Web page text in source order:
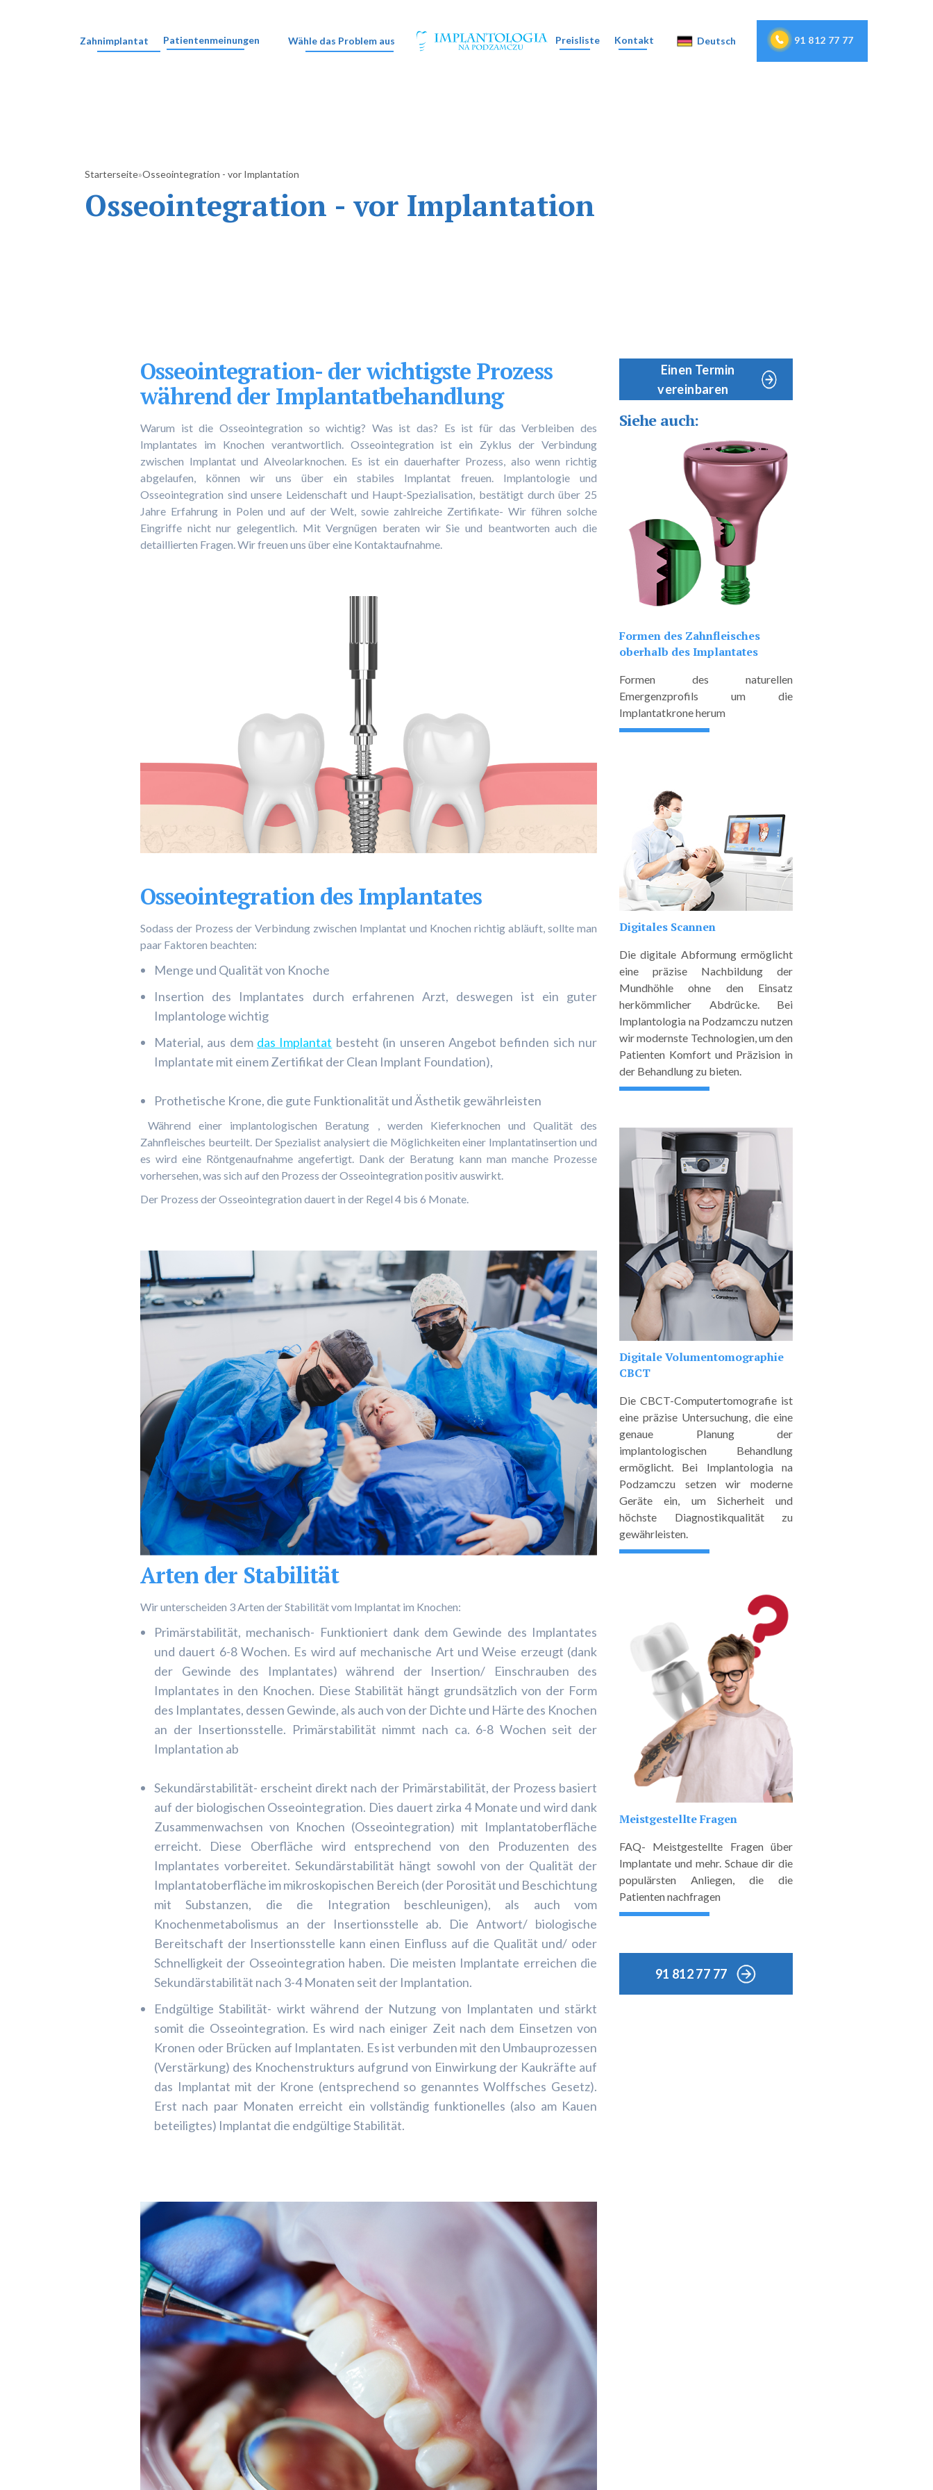
Zahnimplantat Patientenmeinungen Wähle das Problem aus Preisliste Kontakt Deutsch 91 812 77 77
Starterseite»Osseointegration - vor Implantation
Osseointegration - vor Implantation
Osseointegration- der wichtigste Prozess
während der Implantatbehandlung
Warum ist die Osseointegration so wichtig? Was ist das? Es ist für das Verbleiben des
Implantates im Knochen verantwortlich. Osseointegration ist ein Zyklus der Verbindung
zwischen Implantat und Alveolarknochen. Es ist ein dauerhafter Prozess, also wenn richtig
abgelaufen, können wir uns über ein stabiles Implantat freuen. Implantologie und
Osseointegration sind unsere Leidenschaft und Haupt-Spezialisation, bestätigt durch über 25
Jahre Erfahrung in Polen und auf der Welt, sowie zahlreiche Zertifikate- Wir führen solche
Eingriffe nicht nur gelegentlich. Mit Vergnügen beraten wir Sie und beantworten auch die
detaillierten Fragen. Wir freuen uns über eine Kontaktaufnahme.
Osseointegration des Implantates
Sodass der Prozess der Verbindung zwischen Implantat und Knochen richtig abläuft, sollte man
paar Faktoren beachten:
Menge und Qualität von Knoche
Insertion des Implantates durch erfahrenen Arzt, deswegen ist ein guter
Implantologe wichtig
Material, aus dem das Implantat besteht (in unseren Angebot befinden sich nur
Implantate mit einem Zertifikat der Clean Implant Foundation),
Prothetische Krone, die gute Funktionalität und Ästhetik gewährleisten
Während einer implantologischen Beratung , werden Kieferknochen und Qualität des
Zahnfleisches beurteilt. Der Spezialist analysiert die Möglichkeiten einer Implantatinsertion und
es wird eine Röntgenaufnahme angefertigt. Dank der Beratung kann man manche Prozesse
vorhersehen, was sich auf den Prozess der Osseointegration positiv auswirkt.
Der Prozess der Osseointegration dauert in der Regel 4 bis 6 Monate.
Arten der Stabilität
Wir unterscheiden 3 Arten der Stabilität vom Implantat im Knochen:
Primärstabilität, mechanisch- Funktioniert dank dem Gewinde des Implantates
und dauert 6-8 Wochen. Es wird auf mechanische Art und Weise erzeugt (dank
der Gewinde des Implantates) während der Insertion/ Einschrauben des
Implantates in den Knochen. Diese Stabilität hängt grundsätzlich von der Form
des Implantates, dessen Gewinde, als auch von der Dichte und Härte des Knochen
an der Insertionsstelle. Primärstabilität nimmt nach ca. 6-8 Wochen seit der
Implantation ab
Sekundärstabilität- erscheint direkt nach der Primärstabilität, der Prozess basiert
auf der biologischen Osseointegration. Dies dauert zirka 4 Monate und wird dank
Zusammenwachsen von Knochen (Osseointegration) mit Implantatoberfläche
erreicht. Diese Oberfläche wird entsprechend von den Produzenten des
Implantates vorbereitet. Sekundärstabilität hängt sowohl von der Qualität der
Implantatoberfläche im mikroskopischen Bereich (der Porosität und Beschichtung
mit Substanzen, die die Integration beschleunigen), als auch vom
Knochenmetabolismus an der Insertionsstelle ab. Die Antwort/ biologische
Bereitschaft der Insertionsstelle kann einen Einfluss auf die Qualität und/ oder
Schnelligkeit der Osseointegration haben. Die meisten Implantate erreichen die
Sekundärstabilität nach 3-4 Monaten seit der Implantation.
Endgültige Stabilität- wirkt während der Nutzung von Implantaten und stärkt
somit die Osseointegration. Es wird nach einiger Zeit nach dem Einsetzen von
Kronen oder Brücken auf Implantaten. Es ist verbunden mit den Umbauprozessen
(Verstärkung) des Knochenstrukturs aufgrund von Einwirkung der Kaukräfte auf
das Implantat mit der Krone (entsprechend so genanntes Wolffsches Gesetz).
Erst nach paar Monaten erreicht ein vollständig funktionelles (also am Kauen
beteiligtes) Implantat die endgültige Stabilität.
Einen Termin
vereinbaren
Siehe auch:
Formen des Zahnfleisches
oberhalb des Implantates
Formen des naturellen
Emergenzprofils um die
Implantatkrone herum
Digitales Scannen
Die digitale Abformung ermöglicht
eine präzise Nachbildung der
Mundhöhle ohne den Einsatz
herkömmlicher Abdrücke. Bei
Implantologia na Podzamczu nutzen
wir modernste Technologien, um den
Patienten Komfort und Präzision in
der Behandlung zu bieten.
Digitale Volumentomographie
CBCT
Die CBCT-Computertomografie ist
eine präzise Untersuchung, die eine
genaue Planung der
implantologischen Behandlung
ermöglicht. Bei Implantologia na
Podzamczu setzen wir moderne
Geräte ein, um Sicherheit und
höchste Diagnostikqualität zu
gewährleisten.
Meistgestellte Fragen
FAQ- Meistgestellte Fragen über
Implantate und mehr. Schaue dir die
populärsten Anliegen, die die
Patienten nachfragen
91 812 77 77